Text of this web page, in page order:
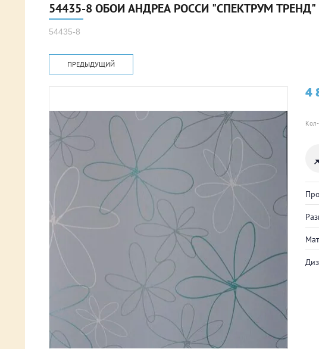
54435-8 ОБОИ АНДРЕА РОССИ "СПЕКТРУМ ТРЕНД"
54435-8
ПРЕДЫДУЩИЙ
4